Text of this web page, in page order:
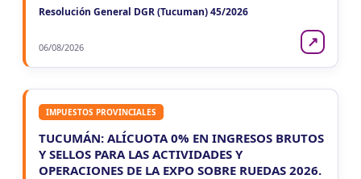
Resolución General DGR (Tucuman) 45/2026
06/08/2026 ↗
IMPUESTOS PROVINCIALES
TUCUMÁN: ALÍCUOTA 0% EN INGRESOS BRUTOS
Y SELLOS PARA LAS ACTIVIDADES Y
OPERACIONES DE LA EXPO SOBRE RUEDAS 2026.